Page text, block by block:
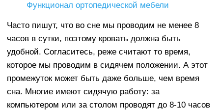
Функционал ортопедической мебели
Часто пишут, что во сне мы проводим не менее 8
часов в сутки, поэтому кровать должна быть
удобной. Согласитесь, реже считают то время,
которое мы проводим в сидячем положении. А этот
промежуток может быть даже больше, чем время
сна. Многие имеют сидячую работу: за
компьютером или за столом проводят до 8-10 часов